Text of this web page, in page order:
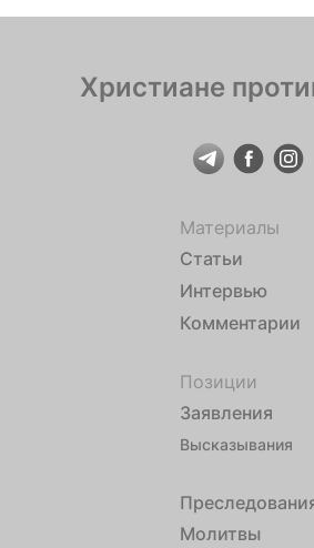
Христиане
Материалы
Статьи
Интервью
Комментарии
Позиции
Заявления
Высказывания
Молитвы